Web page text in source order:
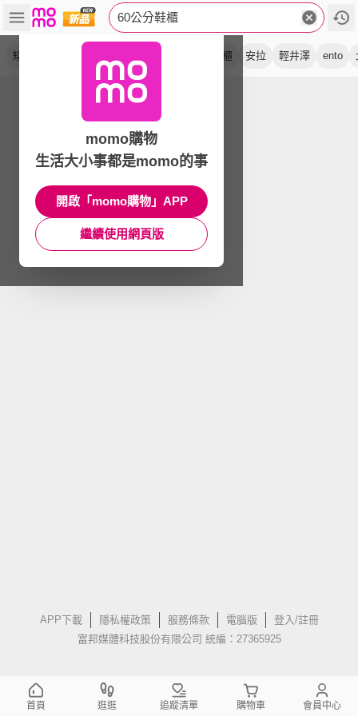
60公分鞋櫃
矮鞋櫃 高鞋櫃 安拉 輕井澤 ento
APP下載 隱私權政策 服務條款 電腦版
登入/註冊
富邦媒體科技股份有限公司 統編：27365925
momo購物
生活大小事都是momo的事
開啟「momo購物」APP
繼續使用網頁版
首頁 逛逛 追蹤清單 購物車 會員中心